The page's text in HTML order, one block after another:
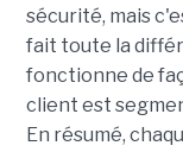
sécurité, mais
fait toute la
fonctionne de
client est
En résumé,